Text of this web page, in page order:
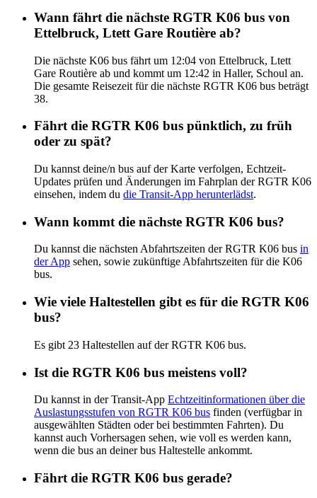
Wann fährt die nächste RGTR K06 bus von
Ettelbruck, Ltett Gare Routière ab?
Die nächste K06 bus fährt um 12:04 von Ettelbruck, Ltett
Gare Routière ab und kommt um 12:42 in Haller, Schoul an.
Die gesamte Reisezeit für die nächste RGTR K06 bus beträgt
38.
Fährt die RGTR K06 bus pünktlich, zu früh
oder zu spät?
Du kannst deine/n bus auf der Karte verfolgen, Echtzeit-
Updates prüfen und Änderungen im Fahrplan der RGTR K06
einsehen, indem du die Transit-App herunterlädst.
Wann kommt die nächste RGTR K06 bus?
Du kannst die nächsten Abfahrtszeiten der RGTR K06 bus in
der App sehen, sowie zukünftige Abfahrtszeiten für die K06
bus.
Wie viele Haltestellen gibt es für die RGTR K06
bus?
Es gibt 23 Haltestellen auf der RGTR K06 bus.
Ist die RGTR K06 bus meistens voll?
Du kannst in der Transit-App Echtzeitinformationen über die
Auslastungsstufen von RGTR K06 bus finden (verfügbar in
ausgewählten Städten oder bei bestimmten Fahrten). Du
kannst auch Vorhersagen sehen, wie voll es werden kann,
wenn die bus an deiner bus Haltestelle ankommt.
Fährt die RGTR K06 bus gerade?